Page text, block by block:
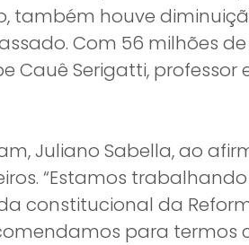
também houve
Com 56 milhões
Cauê Serigatti, professor
Juliano Sabella, ao
“Estamos
constitucional da
para